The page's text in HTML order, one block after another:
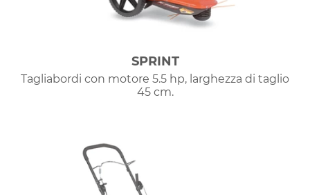
SPRINT
Tagliabordi con motore 5.5 hp, larghezza di taglio
45 cm.